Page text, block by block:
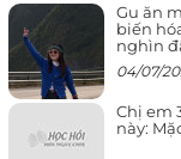
Gu ăn
biến
nghìn
04/07/
Chị em
này: